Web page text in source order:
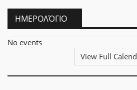
ΗΜΕΡΟΛΌΓΙΟ
No events
View Full